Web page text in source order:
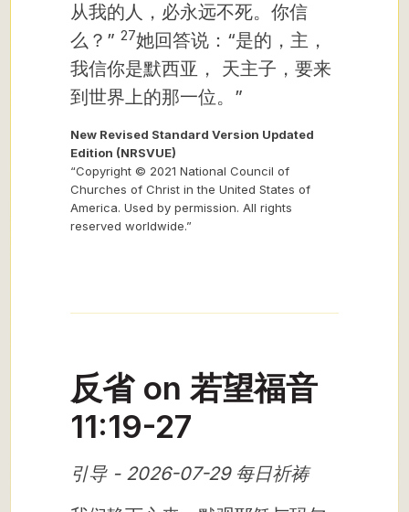
从我的人，必永远不死。你信
么？” 27她回答说：“是的，主，
我信你是默西亚， 天主子，要来
到世界上的那一位。”
New Revised Standard Version Updated
Edition (NRSVUE)
“Copyright © 2021 National Council of
Churches of Christ in the United States of
America. Used by permission. All rights
reserved worldwide.”
反省 on 若望福音
11:19-27
引导 - 2026-07-29 每日祈祷